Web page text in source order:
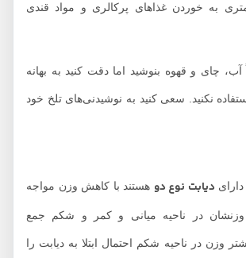
خوردن غذاهای پرکالری و مواد قندی
و قهوه بنوشید اما دقت کنید به بهانه
نکنید. سعی کنید به نوشیدنی‌های تلخ خود
دیابت نوع دوهستند با کاهش وزن مواجه
در ناحیه میانی و کمر و شکم جمع
در ناحیه شکم احتمال ابتلا به دیابت را